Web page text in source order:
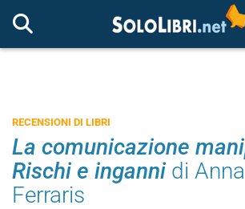
RECENSIONI DI LIBRI
La comunicazione
Rischi e inganni di
Ferraris